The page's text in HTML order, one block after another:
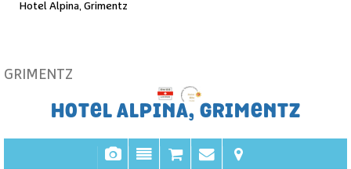
Hotel Alpina, Grimentz
HOTEL ALPINA, GRIMENTZ
GRIMENTZ